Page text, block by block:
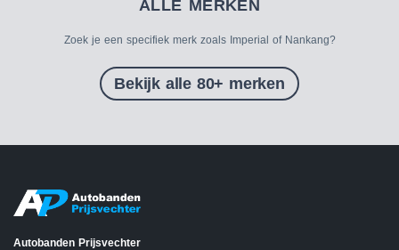
ALLE MERKEN
Zoek je een specifiek merk zoals Imperial of Nankang?
Bekijk alle 80+ merken
Autobanden Prijsvechter